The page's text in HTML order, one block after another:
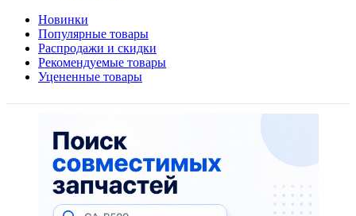
Новинки
Популярные товары
Распродажи и скидки
Рекомендуемые товары
Уцененные товары